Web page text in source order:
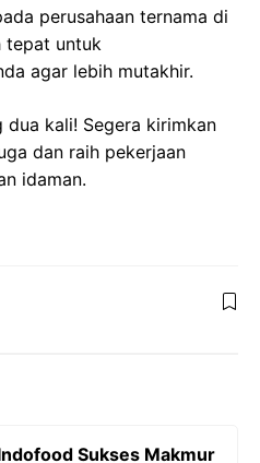
perusahaan ternama di
tepat untuk
agar lebih mutakhir.
dua kali! Segera kirimkan
dan raih pekerjaan
idaman.
Sukses Makmur